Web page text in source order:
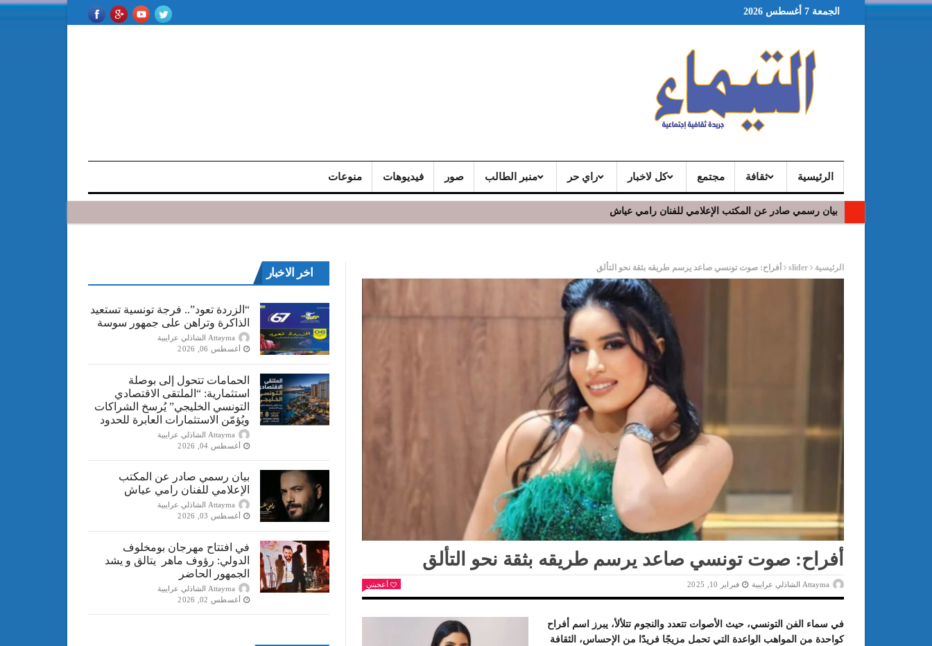
الجمعة 7 أغسطس 2026
الرئيسية ثقافة مجتمع كل لاخبار راي حر منبر الطالب صور فيديوهات منوعات
بيان رسمي صادر عن المكتب الإعلامي للفنان رامي عياش
الرئيسية slider أفراح: صوت تونسي صاعد يرسم طريقه بثقة نحو التألق
أفراح: صوت تونسي صاعد يرسم طريقه بثقة نحو التألق
Attayma الشاذلي عرايبية فبراير 10, 2025 أعجبني
في سماء الفن التونسي، حيث الأصوات تتعدد والنجوم تتلألأ، يبرز اسم أفراح
كواحدة من المواهب الواعدة التي تحمل مزيجًا فريدًا من الإحساس، الثقافة
اخر الاخبار
“الزردة تعود”.. فرجة تونسية تستعيد
الذاكرة وتراهن على جمهور سوسة
Attayma الشاذلي عرايبية
أغسطس 06, 2026
الحمامات تتحول إلى بوصلة
استثمارية: “الملتقى الاقتصادي
التونسي الخليجي” يُرسخ الشراكات
ويُؤمّن الاستثمارات العابرة للحدود
Attayma الشاذلي عرايبية
أغسطس 04, 2026
بيان رسمي صادر عن المكتب
الإعلامي للفنان رامي عياش
Attayma الشاذلي عرايبية
أغسطس 03, 2026
في افتتاح مهرجان بومخلوف
الدولي: رؤوف ماهر يتالق و يشد
الجمهور الحاضر
Attayma الشاذلي عرايبية
أغسطس 02, 2026